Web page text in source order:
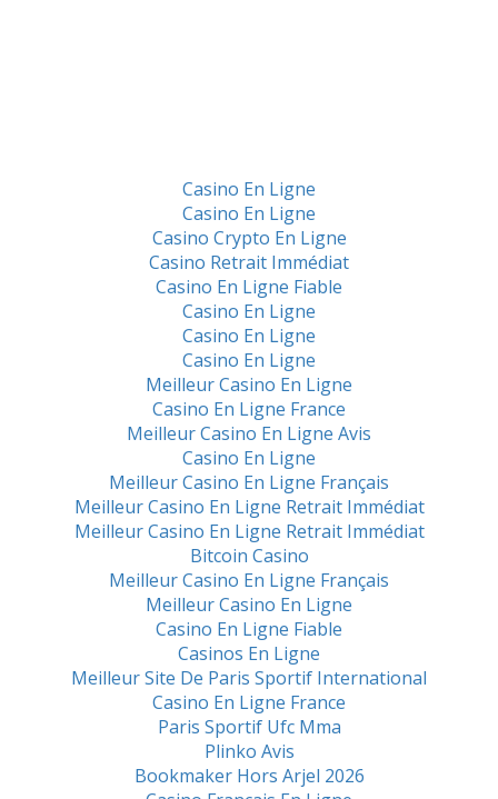
Casino En Ligne
Casino En Ligne
Casino Crypto En Ligne
Casino Retrait Immédiat
Casino En Ligne Fiable
Casino En Ligne
Casino En Ligne
Casino En Ligne
Meilleur Casino En Ligne
Casino En Ligne France
Meilleur Casino En Ligne Avis
Casino En Ligne
Meilleur Casino En Ligne Français
Meilleur Casino En Ligne Retrait Immédiat
Meilleur Casino En Ligne Retrait Immédiat
Bitcoin Casino
Meilleur Casino En Ligne Français
Meilleur Casino En Ligne
Casino En Ligne Fiable
Casinos En Ligne
Meilleur Site De Paris Sportif International
Casino En Ligne France
Paris Sportif Ufc Mma
Plinko Avis
Bookmaker Hors Arjel 2026